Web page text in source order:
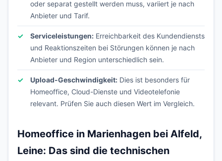
oder separat gestellt werden muss, variiert je nach
Anbieter und Tarif.
Serviceleistungen: Erreichbarkeit des Kundendiensts
und Reaktionszeiten bei Störungen können je nach
Anbieter und Region unterschiedlich sein.
Upload-Geschwindigkeit: Dies ist besonders für
Homeoffice, Cloud-Dienste und Videotelefonie
relevant. Prüfen Sie auch diesen Wert im Vergleich.
Homeoffice in Marienhagen bei Alfeld,
Leine: Das sind die technischen